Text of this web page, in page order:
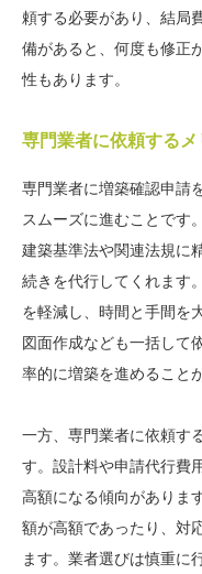
頼する必要があり、結局
備があると、何度も修正
性もあります。
専門業者に依頼する
専門業者に増築確認申請
スムーズに進むことです
建築基準法や関連法規に
続きを代行してくれます
を軽減し、時間と手間を
図面作成なども一括して
率的に増築を進めること
一方、専門業者に依頼す
す。設計料や申請代行費
高額になる傾向がありま
額が高額であったり、対
ます。業者選びは慎重に